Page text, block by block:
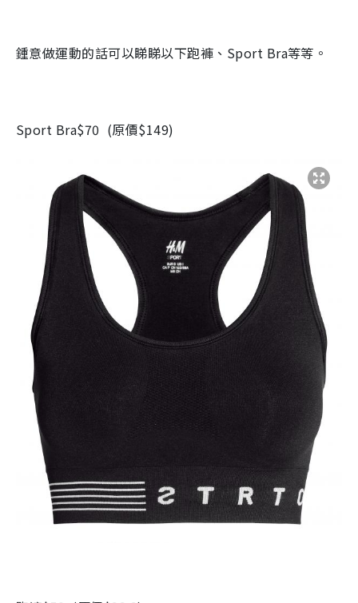
鍾意做運動的話可以睇睇以下跑褲、 Sport Bra等等。
Sport Bra$70 (原價$149)